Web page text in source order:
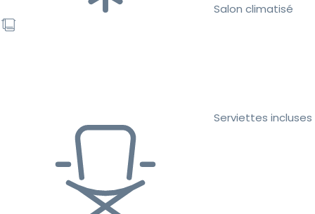
Salon climatisé
Serviettes incluses